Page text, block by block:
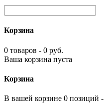
Корзина
0 товаров - 0 руб.
Ваша корзина пуста
Корзина
В вашей корзине 0 позиций -